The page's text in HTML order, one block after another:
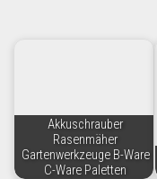
Akkuschrauber
Rasenmäher
Gartenwerkzeuge B-Ware
C-Ware Paletten